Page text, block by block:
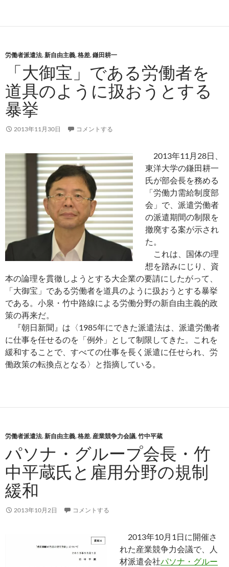
労働者派遣法,新自由主義,格差,鎌田耕一
「大御宝」である労働者を
道具のように扱おうとする
暴挙
2013年11月30日 コメントする
2013年11月28日、
東洋大学の鎌田耕一
氏が部会長を務める
「労働力需給制度部
会」で、派遣労働者
の派遣期間の制限を
撤廃する案が示され
た。
これは、国体の理
想を踏みにじり、資
本の論理を貫徹しようとする大企業の要請にしたがって、
「大御宝」である労働者を道具のように扱おうとする暴挙
である。小泉・竹中路線による労働分野の新自由主義的政
策の再来だ。
『朝日新聞』は〈1985年にできた派遣法は、派遣労働者
に仕事を任せるのを「例外」として制限してきた。これを
緩和することで、すべての仕事を長く派遣に任せられ、労
働政策の転換点となる〉と指摘している。
労働者派遣法,新自由主義,格差,産業競争力会議,竹中平蔵
パソナ・グループ会長・竹
中平蔵氏と雇用分野の規制
緩和
2013年10月2日 コメントする
2013年10月1日に開催さ
れた産業競争力会議で、人
材派遣会社パソナ・グルー